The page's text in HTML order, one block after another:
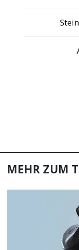
MEHR ZUM